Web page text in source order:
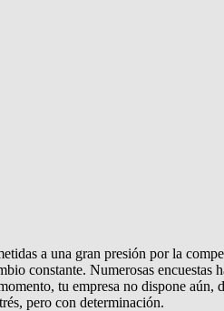
a una gran presión por la
constante. Numerosas encuestas
tu empresa no dispone aún,
pero con determinación.